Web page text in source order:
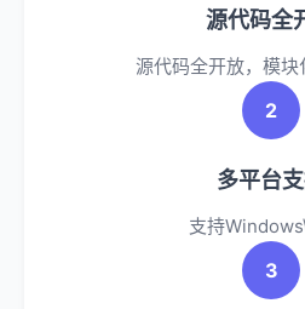
源代码全
源代码全开放，模块
2
多平台
支持
3